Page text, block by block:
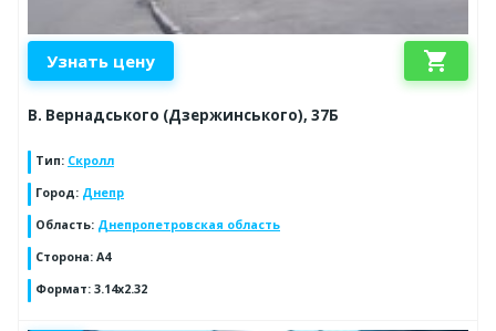
Узнать цену shopping_cart
В. Вернадського (Дзержинського), 37Б
Тип: Скролл
Город: Днепр
Область: Днепропетровская область
Сторона: А4
Формат: 3.14х2.32